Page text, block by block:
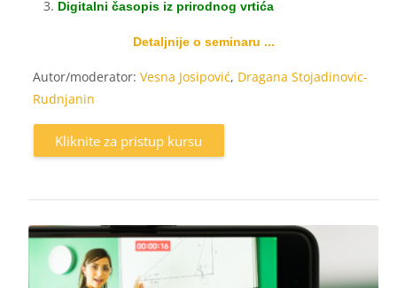
Digitalni časopis iz prirodnog vrtića
Detaljnije o seminaru ...
Autor/moderator: Vesna Josipović, Dragana Stojadinovic-
Rudnjanin
Kliknite za pristup kursu